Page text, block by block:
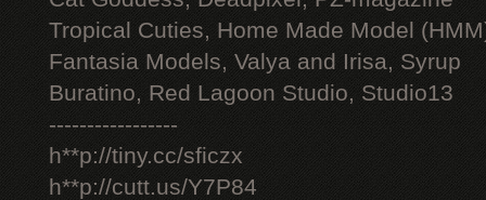
Tropical Cuties, Home Made Model
Fantasia Models, Valya and Irisa, Syrup
Buratino, Red Lagoon Studio, Studio13
-----------------
h**p://tiny.cc/sficzx
h**p://cutt.us/Y7P84